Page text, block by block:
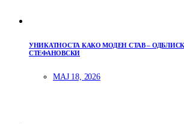
УНИКАТНОСТА КАКО МОДЕН СТАВ –
СТЕФАНОВСКИ
МАЈ 18, 2026